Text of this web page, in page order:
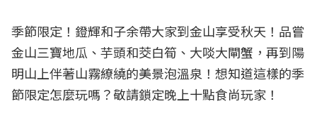
季節限定！鐙輝和子余帶大家到金山享受秋天！品嘗
金山三寶地瓜、芋頭和茭白筍、大啖大閘蟹，再到陽
明山上伴著山霧繚繞的美景泡溫泉！想知道這樣的季
節限定怎麼玩嗎？敬請鎖定晚上十點食尚玩家！